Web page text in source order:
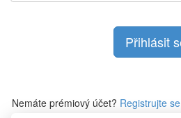
Nemáte prémiový účet? Registrujte se